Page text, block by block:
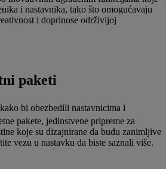
i nastavnika, tako što omogućavaju
i doprinose održivijoj
paketi
bi obezbedili nastavnicima i
pakete, jedinstvene pripreme za
koje su dizajnirane da budu zanimljive
vezu u nastavku da biste saznali više.